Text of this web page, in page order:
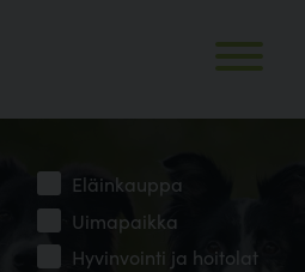
Eläinkauppa
Uimapaikka
Hyvinvointi ja hoitolat